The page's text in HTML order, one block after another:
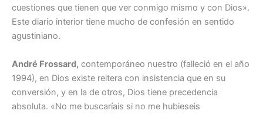
cuestiones que tienen que ver conmigo mismo y con Dios».
Este diario interior tiene mucho de confesión en sentido
agustiniano.
André Frossard, contemporáneo nuestro (falleció en el año
1994), en Dios existe reitera con insistencia que en su
conversión, y en la de otros, Dios tiene precedencia
absoluta. «No me buscaríais si no me hubieseis